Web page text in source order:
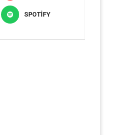
SPOTIFY